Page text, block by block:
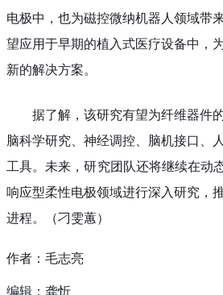
电极中，也为磁控微纳机器人领域带
望应用于早期的植入式医疗设备中，
新的解决方案。
据了解，该研究有望为纤维器件
脑科学研究、神经调控、脑机接口、
工具。未来，研究团队还将继续在动
响应型柔性电极领域进行深入研究，
进程。（刁雯蕙）
作者：毛志亮
编辑：龚忻